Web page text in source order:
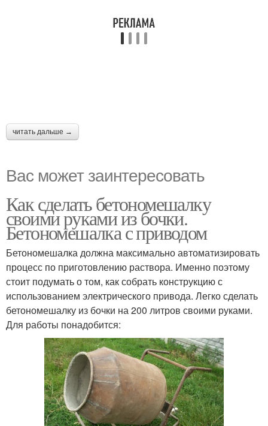
читать дальше →
Вас может заинтересовать
Как сделать бетономешалку
своими руками из бочки.
Бетономешалка с приводом
Бетономешалка должна максимально автоматизировать
процесс по приготовлению раствора. Именно поэтому
стоит подумать о том, как собрать конструкцию с
использованием электрического привода. Легко сделать
бетономешалку из бочки на 200 литров своими руками.
Для работы понадобится: